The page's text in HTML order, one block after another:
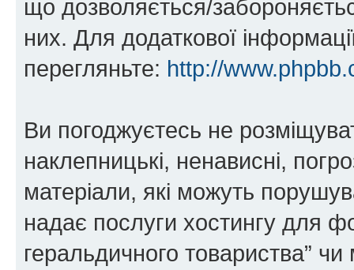
що дозволяється/
них. Для додаткової
перегляньте: http://
Ви погоджуєтесь не
наклепницькі, ненависні,
матеріали, які можуть
надає послуги хостингу для
геральдичного товариства”